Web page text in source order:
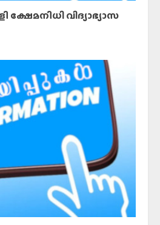
വിദ്യാഭ്യാസ